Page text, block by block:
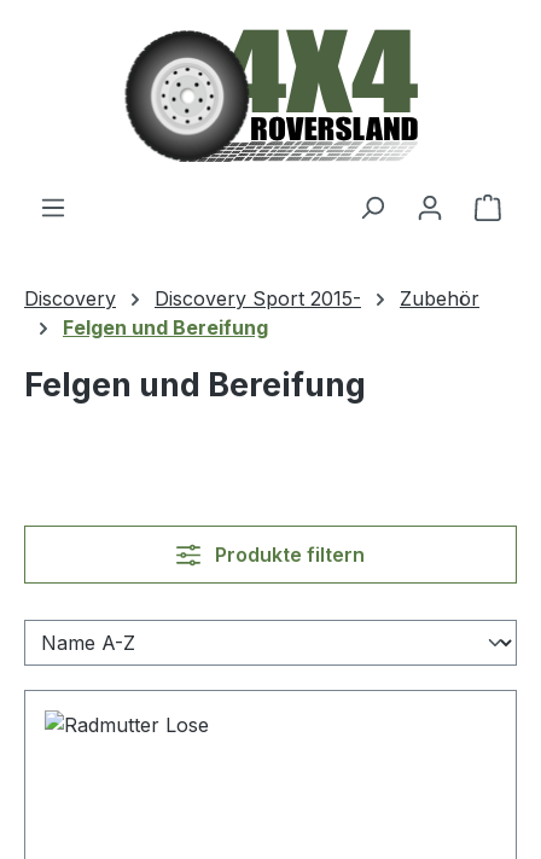
Zum Hauptinhalt springen
Discovery Discovery Sport 2015-
Zubehör
Felgen und Bereifung
Felgen und Bereifung
Produkte filtern